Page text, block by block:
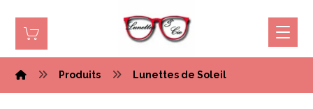
Produits Lunettes de Soleil